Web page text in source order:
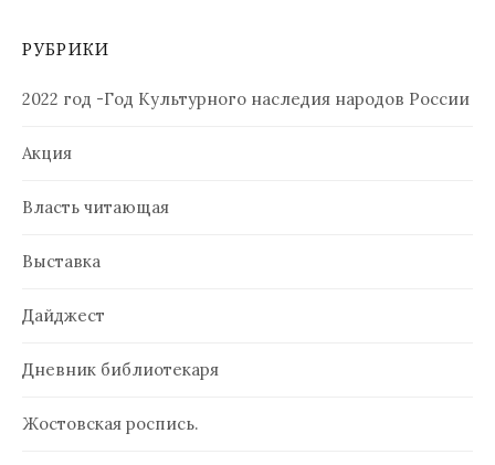
РУБРИКИ
2022 год -Год Культурного наследия народов России
Акция
Власть читающая
Выставка
Дайджест
Дневник библиотекаря
Жостовская роспись.